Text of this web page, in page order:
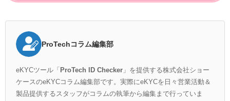
ProTechコラム編集部
eKYCツール「 ProTech ID Checker 」を提供する株式会社ショー
ケースのeKYCコラム編集部です。実際にeKYCを日々営業活動＆
製品提供するスタッフがコラムの執筆から編集まで行っていま